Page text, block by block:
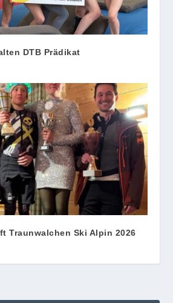
DTB Prädikat
Traunwalchen Ski Alpin 2026